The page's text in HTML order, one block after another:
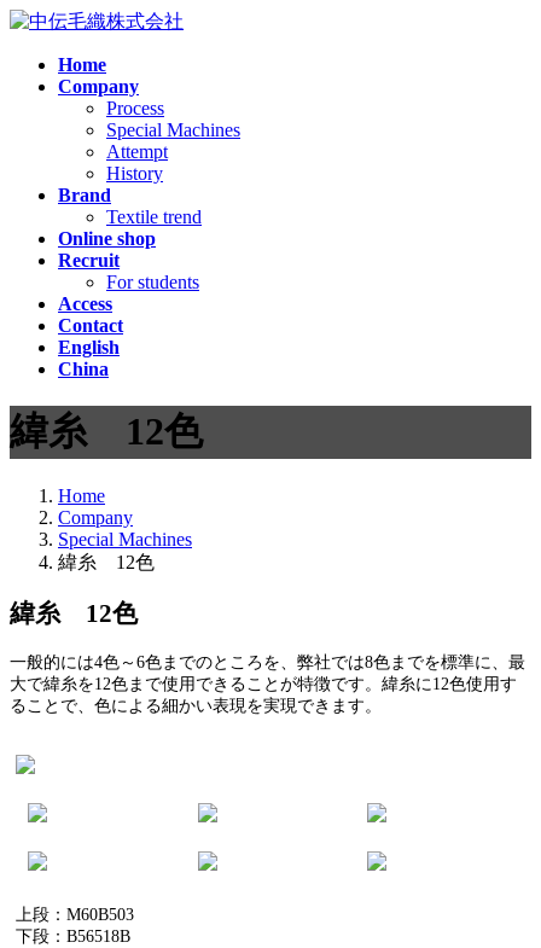
コ
ナ
Home
Company
Process
Special Machines
Attempt
History
Brand
Textile trend
Online shop
Recruit
For students
Access
Contact
English
China
緯糸 12色
Home
Company
Special Machines
緯糸 12色
緯糸 12色
一般的には4色～6色までのところを、弊社では8色までを標準に、最
大で緯糸を12色まで使用できることが特徴です。緯糸に12色使用す
ることで、色による細かい表現を実現できます。
上段：M60B503
下段：B56518B